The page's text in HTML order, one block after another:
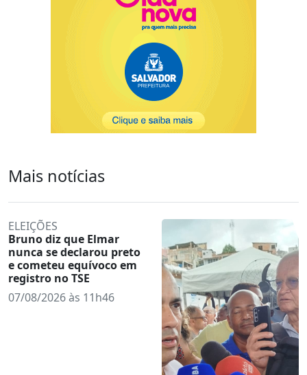
Mais notícias
ELEIÇÕES
Bruno diz que Elmar
nunca se declarou preto
e cometeu equívoco em
registro no TSE
07/08/2026 às 11h46